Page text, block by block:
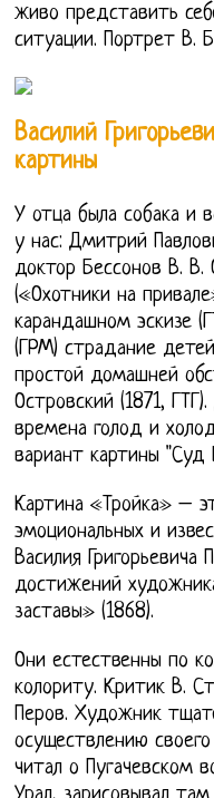
живо представить
ситуации. Портрет В.
Василий
картины
У отца была собака и
у нас: Дмитрий
доктор Бессонов В.
(«Охотники на
карандашном эскизе
(ГРМ) страдание
простой домашней
Островский (1871,
времена голод и
вариант картины "Суд
Картина «Тройка» –
эмоциональных и
Василия
достижений
заставы» (1868).
Они естественны по
колориту. Критик В.
Перов. Художник
осуществлению
читал о Пугачевском